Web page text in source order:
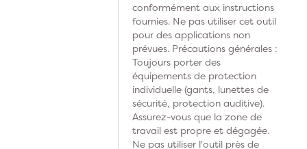
conformément aux instructions
fournies. Ne pas utiliser cet outil
pour des applications non
prévues. Précautions générales :
Toujours porter des
équipements de protection
individuelle (gants, lunettes de
sécurité, protection auditive).
Assurez-vous que la zone de
travail est propre et dégagée.
Ne pas utiliser l'outil près de